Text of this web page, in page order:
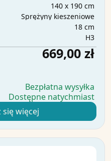
140 x 190 cm
Sprężyny kieszeniowe
18 cm
H3
669,00 zł
Bezpłatna wysyłka
Dostępne natychmiast
więcej